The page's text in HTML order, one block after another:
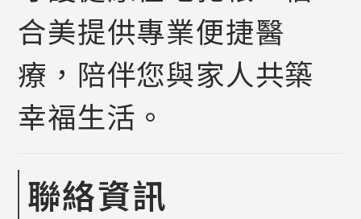
合美提供專業便捷醫
療，陪伴您與家人共築
幸福生活。
聯絡資訊